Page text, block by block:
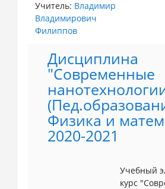
Учитель: Владимир
Владимирович
Филиппов
Дисциплина
"Современные
Физика и
2020-2021
Учебный
курс